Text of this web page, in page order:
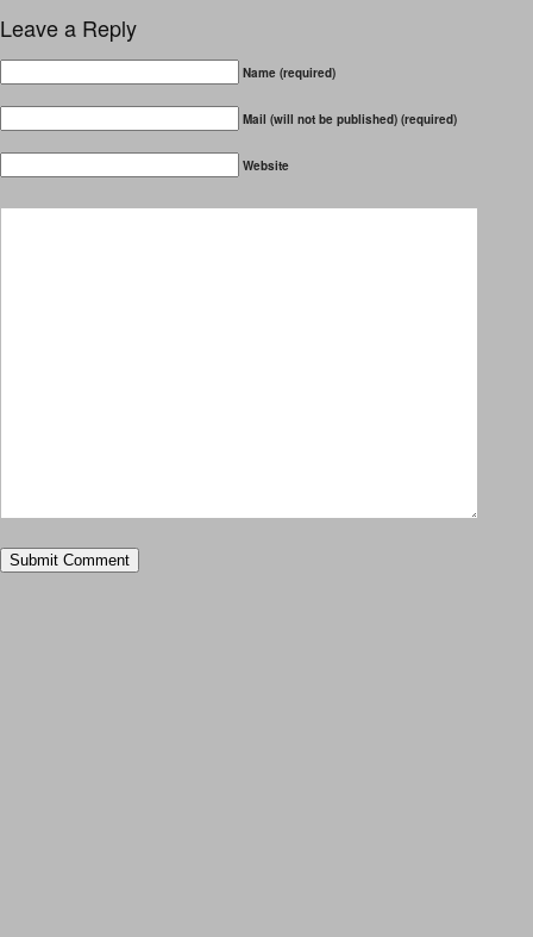
Leave a Reply
Name (required)
Mail (will not be published) (required)
Website